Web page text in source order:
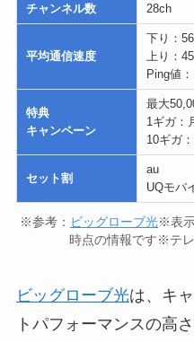
チャンネル数 28ch
平均通信速度
下り：
上り：
Ping値
特典
キャンペーン
最大
1ギガ：
10ギガ
セット割
au
UQモバ
※参考： ビッグローブ光※表
時点の情報です※テ
ビッグローブ光は、キ
トパフォーマンスの高